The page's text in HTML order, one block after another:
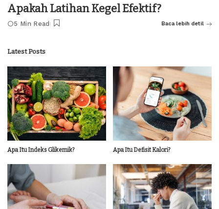
Apakah Latihan Kegel Efektif?
5 Min Read Baca lebih detil
Latest Posts
Apa Itu Indeks Glikemik? Apa Itu Defisit Kalori?